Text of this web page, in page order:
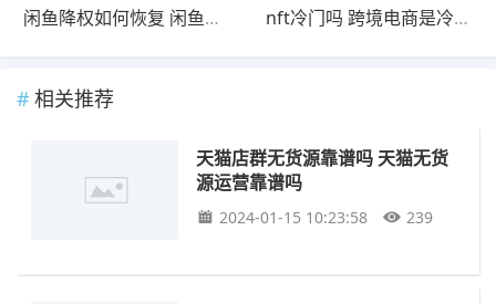
闲鱼降权如何恢复 闲鱼降权恢复了吗 nft冷门吗 跨境电商是冷门专业吗吗
相关推荐
天猫店群无货源靠谱吗 天猫无货
源运营靠谱吗
2024-01-15 10:23:58 239